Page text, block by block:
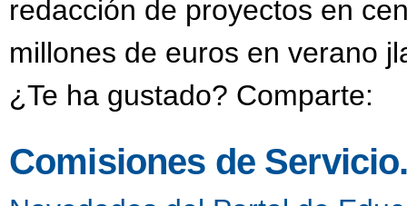
redacción de proyectos en
millones de euros en verano
¿Te ha gustado? Comparte:
Comisiones de